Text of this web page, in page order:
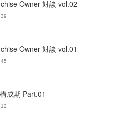
Owner 対談 vol.02
Owner 対談 vol.01
成期 Part.01